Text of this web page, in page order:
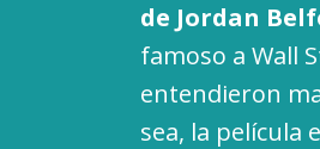
de Jordan
famoso a Wall
entendieron
sea, la película